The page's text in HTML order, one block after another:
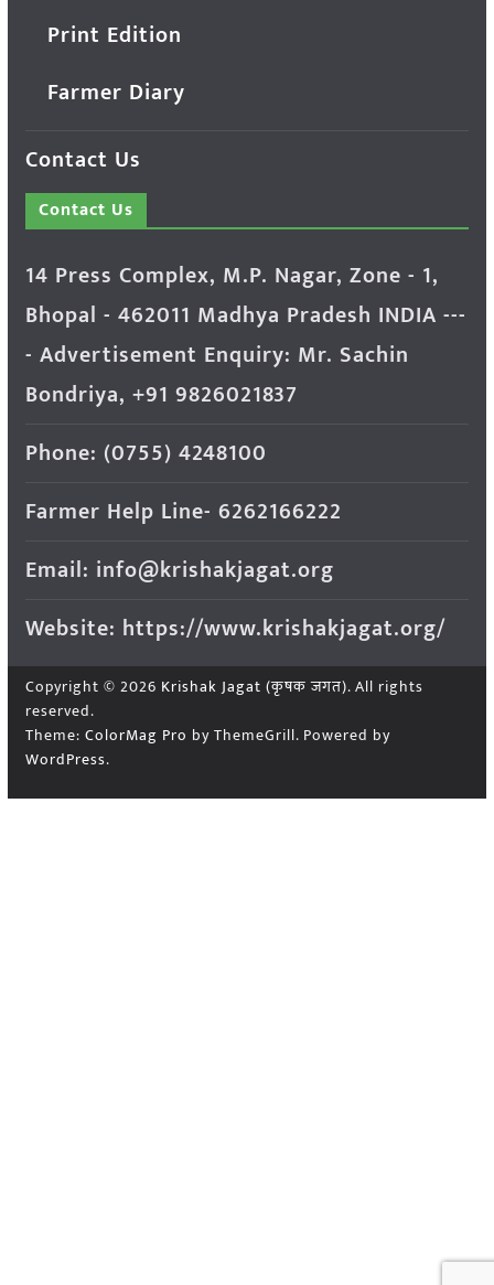
Print Edition
Farmer Diary
Contact Us
Contact Us
14 Press Complex, M.P. Nagar, Zone - 1,
Bhopal - 462011 Madhya Pradesh INDIA ---
- Advertisement Enquiry: Mr. Sachin
Bondriya, +91 9826021837
Phone: (0755) 4248100
Farmer Help Line- 6262166222
Email: info@krishakjagat.org
Website: https://www.krishakjagat.org/
Copyright © 2026 Krishak Jagat (कृषक जगत). All rights
reserved.
Theme: ColorMag Pro by ThemeGrill. Powered by
WordPress.